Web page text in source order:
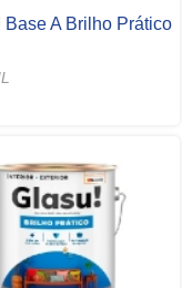
Base A Brilho Prático